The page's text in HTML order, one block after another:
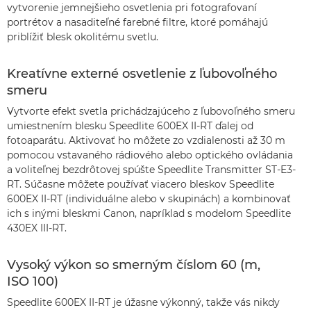
vytvorenie jemnejšieho osvetlenia pri fotografovaní
portrétov a nasaditeľné farebné filtre, ktoré pomáhajú
priblížiť blesk okolitému svetlu.
Kreatívne externé osvetlenie z ľubovoľného
smeru
Vytvorte efekt svetla prichádzajúceho z ľubovoľného smeru
umiestnením blesku Speedlite 600EX II-RT ďalej od
fotoaparátu. Aktivovať ho môžete zo vzdialenosti až 30 m
pomocou vstavaného rádiového alebo optického ovládania
a voliteľnej bezdrôtovej spúšte Speedlite Transmitter ST-E3-
RT. Súčasne môžete používať viacero bleskov Speedlite
600EX II-RT (individuálne alebo v skupinách) a kombinovať
ich s inými bleskmi Canon, napríklad s modelom Speedlite
430EX III-RT.
Vysoký výkon so smerným číslom 60 (m,
ISO 100)
Speedlite 600EX II-RT je úžasne výkonný, takže vás nikdy